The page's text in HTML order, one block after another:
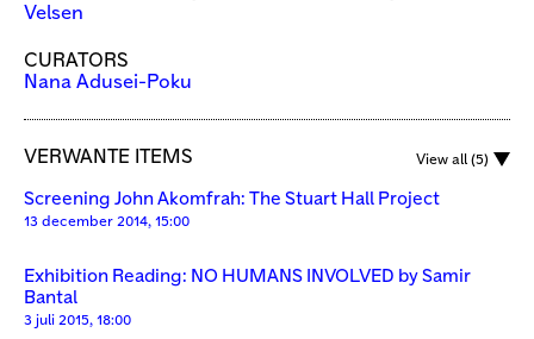
Velsen
CURATORS
Nana Adusei-Poku
VERWANTE ITEMS View all (5)
Screening John Akomfrah: The Stuart Hall Project
13 december 2014, 15:00
Exhibition Reading: NO HUMANS INVOLVED by Samir
Bantal
3 juli 2015, 18:00